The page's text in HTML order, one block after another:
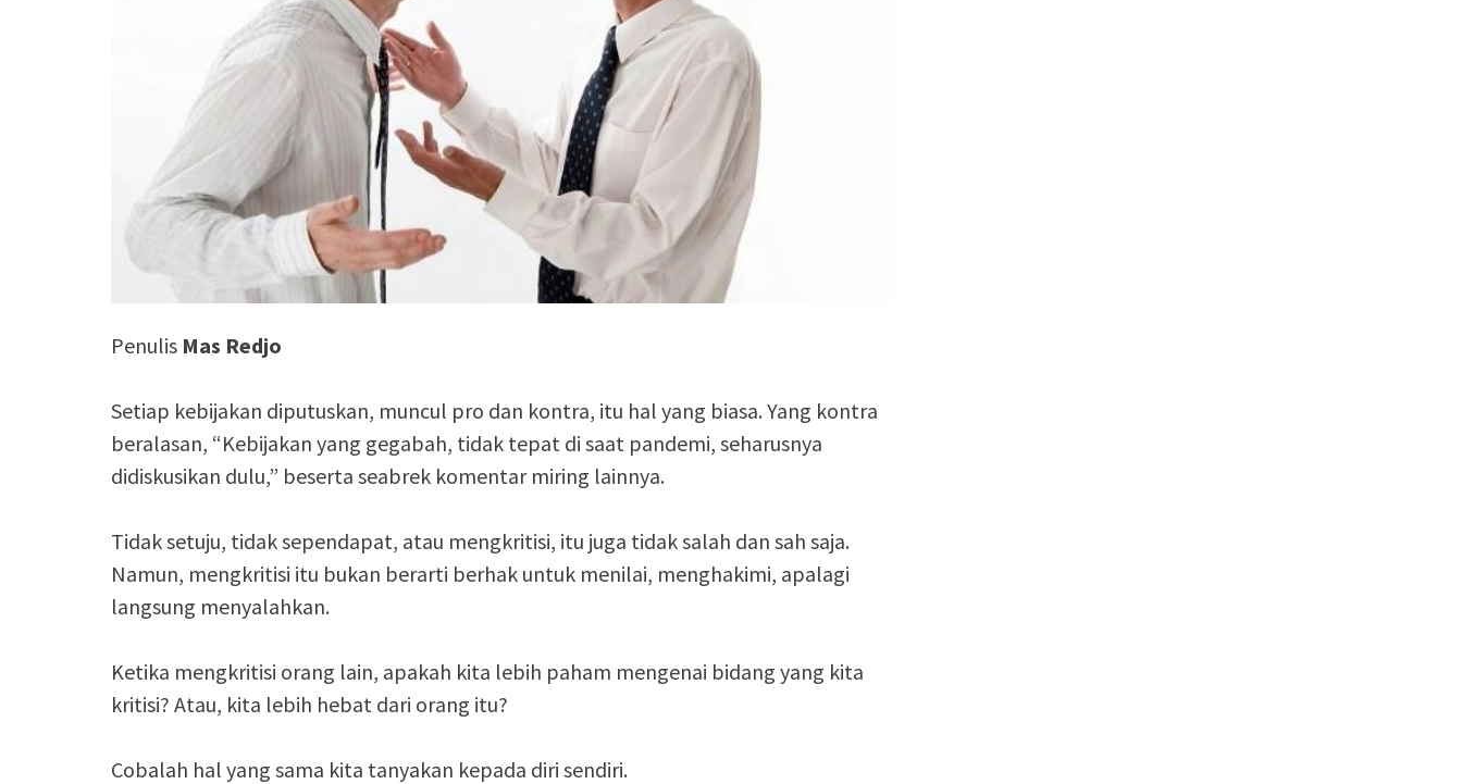
Penulis Mas Redjo
Setiap kebijakan diputuskan, muncul pro dan kontra, itu hal yang biasa. Yang kontra
beralasan, “Kebijakan yang gegabah, tidak tepat di saat pandemi, seharusnya
didiskusikan dulu,” beserta seabrek komentar miring lainnya.
Tidak setuju, tidak sependapat, atau mengkritisi, itu juga tidak salah dan sah saja.
Namun, mengkritisi itu bukan berarti berhak untuk menilai, menghakimi, apalagi
langsung menyalahkan.
Ketika mengkritisi orang lain, apakah kita lebih paham mengenai bidang yang kita
kritisi? Atau, kita lebih hebat dari orang itu?
Cobalah hal yang sama kita tanyakan kepada diri sendiri.